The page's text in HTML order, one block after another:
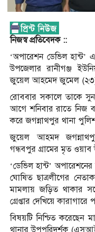
নিজস্ব প্রতিবেদক ::
‘অপারেশন ডেভিল হান্ট’
উপজেলার রানীগঞ্জ
জুয়েল আহমেদ জুমেল
রোববার সকালে তাকে
আগে শনিবার রাতে নিজ
করে জগন্নাথপুর থানা
জুয়েল আহমদ
গন্ধবপুর গ্রামের মৃত ওয়াব
‘ডেভিল হান্ট’
ঘোষিত ছাত্রলীগের
মামলায় জড়িত থাকার
গ্রেপ্তার দেখিয়ে কারাগারে
বিষয়টি নিশ্চিত করেছেন
থানার উপপরিদর্শক